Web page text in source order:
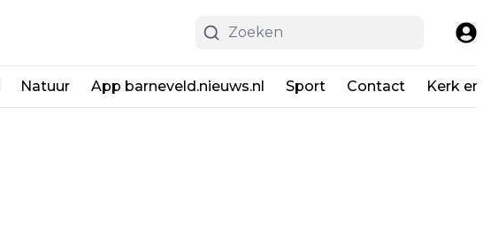
Natuur App barneveld.nieuws.nl Sport Contact Kerk